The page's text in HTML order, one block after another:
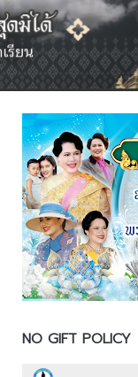
NO GIFT POLICY